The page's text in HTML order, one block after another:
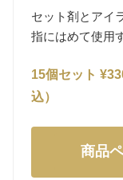
セット剤とアイ
指にはめて使用
15個セット
込）
商品